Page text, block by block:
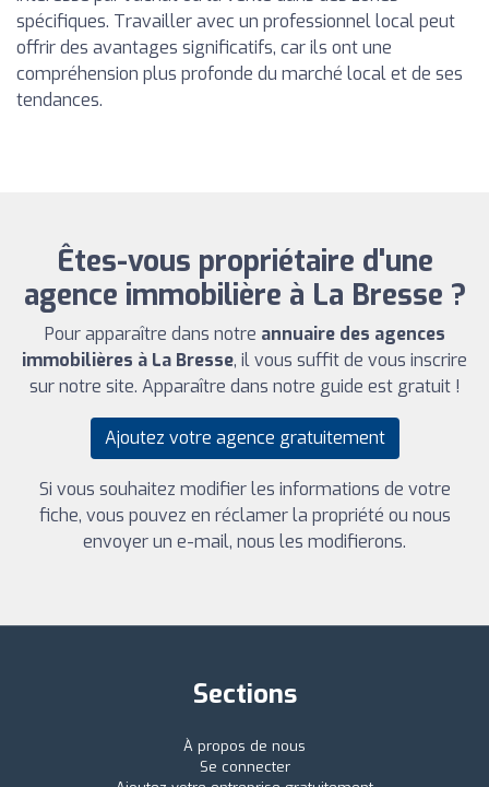
spécifiques. Travailler avec un professionnel local peut
offrir des avantages significatifs, car ils ont une
compréhension plus profonde du marché local et de ses
tendances.
Êtes-vous propriétaire d'une
agence immobilière à La Bresse ?
Pour apparaître dans notre annuaire des agences
immobilières à La Bresse, il vous suffit de vous inscrire
sur notre site. Apparaître dans notre guide est gratuit !
Ajoutez votre agence gratuitement
Si vous souhaitez modifier les informations de votre
fiche, vous pouvez en réclamer la propriété ou nous
envoyer un e-mail, nous les modifierons.
Sections
À propos de nous
Se connecter